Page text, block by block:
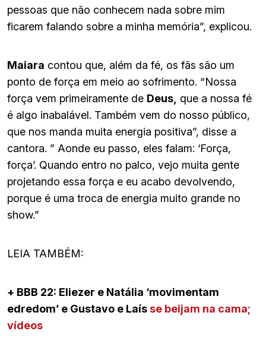
pessoas que não conhecem nada sobre mim
ficarem falando sobre a minha memória”, explicou.
Maiara contou que, além da fé, os fãs são um
ponto de força em meio ao sofrimento. “Nossa
força vem primeiramente de Deus, que a nossa fé
é algo inabalável. Também vem do nosso público,
que nos manda muita energia positiva”, disse a
cantora. ” Aonde eu passo, eles falam: ‘Força,
força’. Quando entro no palco, vejo muita gente
projetando essa força e eu acabo devolvendo,
porque é uma troca de energia muito grande no
show.”
LEIA TAMBÉM:
+ BBB 22: Eliezer e Natália ‘movimentam
edredom’ e Gustavo e Laís se beijam na cama;
vídeos